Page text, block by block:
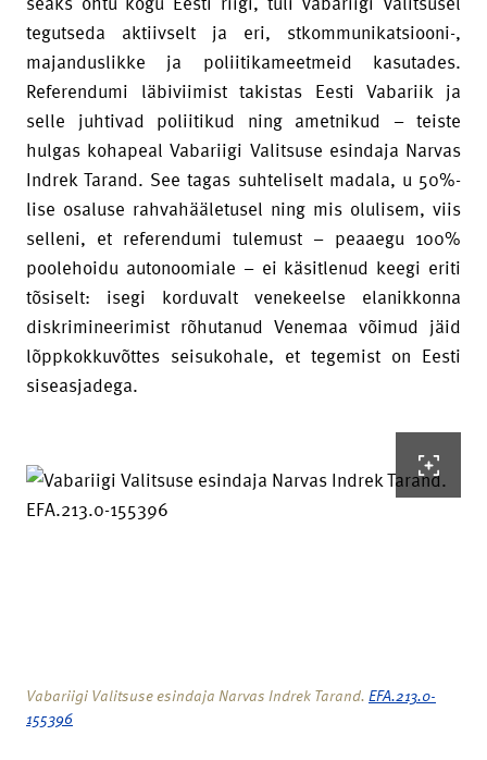
tegutseda aktiivselt ja eri, stkommunikatsiooni-,
majanduslikke ja poliitikameetmeid kasutades.
Referendumi läbiviimist takistas Eesti Vabariik ja
selle juhtivad poliitikud ning ametnikud – teiste
hulgas kohapeal Vabariigi Valitsuse esindaja Narvas
Indrek Tarand. See tagas suhteliselt madala, u 50%-
lise osaluse rahvahääletusel ning mis olulisem, viis
selleni, et referendumi tulemust – peaaegu 100%
poolehoidu autonoomiale – ei käsitlenud keegi eriti
tõsiselt: isegi korduvalt venekeelse elanikkonna
diskrimineerimist rõhutanud Venemaa võimud jäid
lõppkokkuvõttes seisukohale, et tegemist on Eesti
siseasjadega.
Vabariigi Valitsuse esindaja Narvas Indrek Tarand.EFA.213.0-
155396